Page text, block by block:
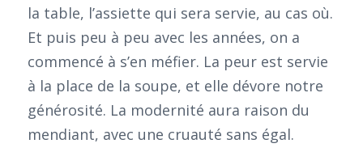
la table, l’assiette qui sera servie, au cas où.
Et puis peu à peu avec les années, on a
commencé à s’en méfier. La peur est servie
à la place de la soupe, et elle dévore notre
générosité. La modernité aura raison du
mendiant, avec une cruauté sans égal.